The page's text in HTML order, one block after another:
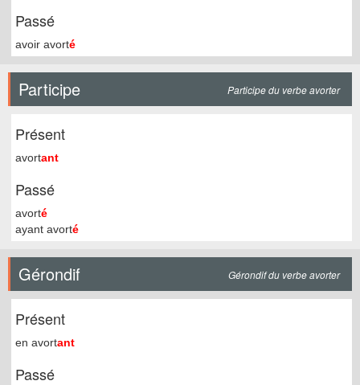
Passé
avoir avorté
Participe Participe du verbe avorter
Présent
avortant
Passé
avorté
ayant avorté
Gérondif Gérondif du verbe avorter
Présent
en avortant
Passé